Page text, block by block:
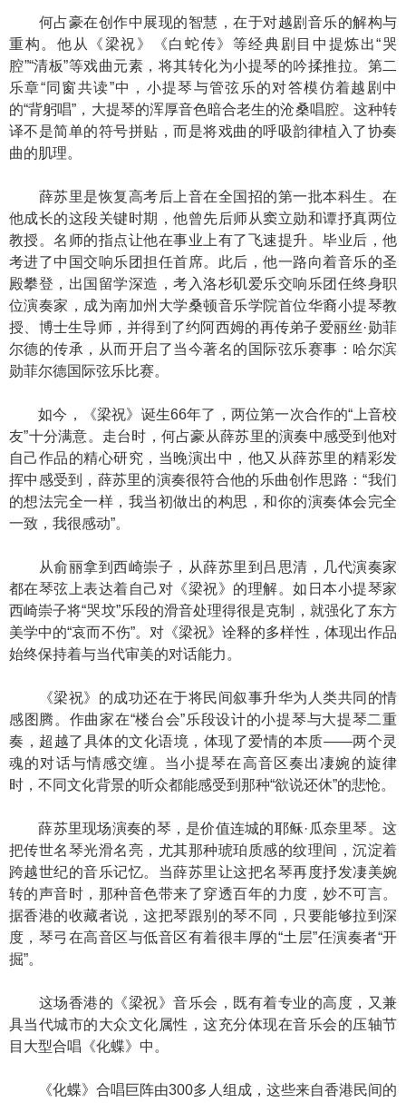
何占豪在创作中展现的智慧，在于对越剧音乐的解构与
重构。他从《梁祝》《白蛇传》等经典剧目中提炼出“哭
腔”“清板”等戏曲元素，将其转化为小提琴的吟揉推拉。第二
乐章“同窗共读”中，小提琴与管弦乐的对答模仿着越剧中
的“背躬唱”，大提琴的浑厚音色暗合老生的沧桑唱腔。这种转
译不是简单的符号拼贴，而是将戏曲的呼吸韵律植入了协奏
曲的肌理。
薛苏里是恢复高考后上音在全国招的第一批本科生。在
他成长的这段关键时期，他曾先后师从窦立勋和谭抒真两位
教授。名师的指点让他在事业上有了飞速提升。毕业后，他
考进了中国交响乐团担任首席。此后，他一路向着音乐的圣
殿攀登，出国留学深造，考入洛杉矶爱乐交响乐团任终身职
位演奏家，成为南加州大学桑顿音乐学院首位华裔小提琴教
授、博士生导师，并得到了约阿西姆的再传弟子爱丽丝·勋菲
尔德的传承，从而开启了当今著名的国际弦乐赛事：哈尔滨
勋菲尔德国际弦乐比赛。
如今，《梁祝》诞生66年了，两位第一次合作的“上音校
友”十分满意。走台时，何占豪从薛苏里的演奏中感受到他对
自己作品的精心研究，当晚演出中，他又从薛苏里的精彩发
挥中感受到，薛苏里的演奏很符合他的乐曲创作思路：“我们
的想法完全一样，我当初做出的构思，和你的演奏体会完全
一致，我很感动”。
从俞丽拿到西崎崇子，从薛苏里到吕思清，几代演奏家
都在琴弦上表达着自己对《梁祝》的理解。如日本小提琴家
西崎崇子将“哭坟”乐段的滑音处理得很是克制，就强化了东方
美学中的“哀而不伤”。对《梁祝》诠释的多样性，体现出作品
始终保持着与当代审美的对话能力。
《梁祝》的成功还在于将民间叙事升华为人类共同的情
感图腾。作曲家在“楼台会”乐段设计的小提琴与大提琴二重
奏，超越了具体的文化语境，体现了爱情的本质——两个灵
魂的对话与情感交缠。当小提琴在高音区奏出凄婉的旋律
时，不同文化背景的听众都能感受到那种“欲说还休”的悲怆。
薛苏里现场演奏的琴，是价值连城的耶稣·瓜奈里琴。这
把传世名琴光滑名亮，尤其那种琥珀质感的纹理间，沉淀着
跨越世纪的音乐记忆。当薛苏里让这把名琴再度抒发凄美婉
转的声音时，那种音色带来了穿透百年的力度，妙不可言。
据香港的收藏者说，这把琴跟别的琴不同，只要能够拉到深
度，琴弓在高音区与低音区有着很丰厚的“土层”任演奏者“开
掘”。
这场香港的《梁祝》音乐会，既有着专业的高度，又兼
具当代城市的大众文化属性，这充分体现在音乐会的压轴节
目大型合唱《化蝶》中。
《化蝶》合唱巨阵由300多人组成，这些来自香港民间的